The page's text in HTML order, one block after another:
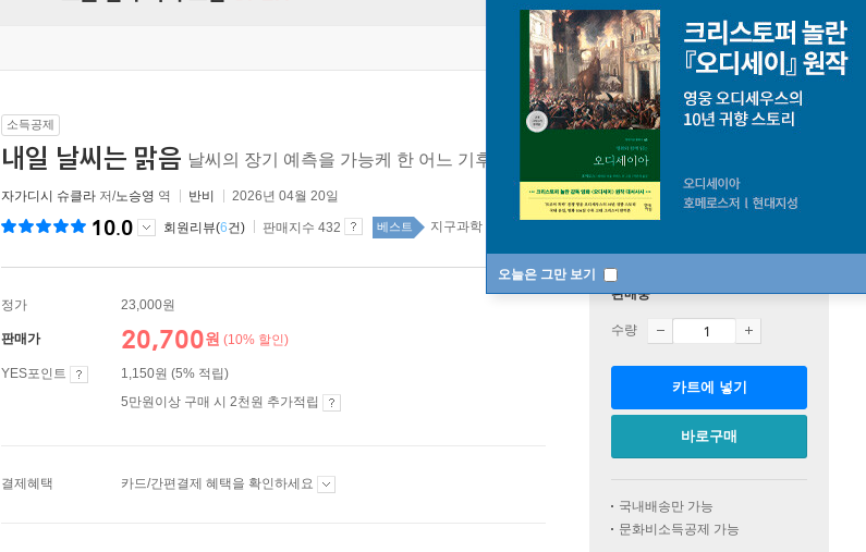
오늘은 그만 보기
소득공제
내일 날씨는 맑음 날씨의 장기 예측을 가능케 한 어느 기후학자 이야기
자가디시 슈클라 저/노승영 역 반비 2026년 04월 20일
10.0 회원리뷰(6건) 판매지수 432 베스트 지구과학 26위
정가 23,000원
판매가 20,700원 (10% 할인)
YES포인트
1,150원 (5% 적립)
5만원이상 구매 시 2천원 추가적립
결제혜택 카드/간편결제 혜택을 확인하세요
판매중
수량
카트에 넣기
바로구매
국내배송만 가능
문화비소득공제 가능